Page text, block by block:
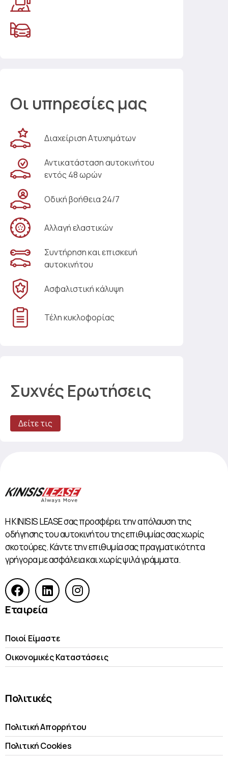
Οι υπηρεσίες μας
Διαχείριση Ατυχημάτων
Αντικατάσταση αυτοκινήτου
εντός 48 ωρών
Οδική βοήθεια 24/7
Αλλαγή ελαστικών
Συντήρηση και επισκευή
αυτοκινήτου
Ασφαλιστική κάλυψη
Τέλη κυκλοφορίας
Συχνές Ερωτήσεις
Δείτε τις
Η KINISIS LEASE σας προσφέρει την απόλαυση της
οδήγησης του αυτοκινήτου της επιθυμίας σας χωρίς
σκοτούρες. Κάντε την επιθυμία σας πραγματικότητα
γρήγορα με ασφάλεια και χωρίς ψιλά γράμματα.
Εταιρεία
Ποιοί Είμαστε
Οικονομικές Kαταστάσεις
Πολιτικές
Πολιτική Απορρήτου
Πολιτική Cookies